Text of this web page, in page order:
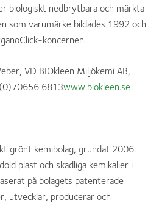
biologiskt nedbrytbara och märkta
som varumärke bildades 1992 och
koncernen.
VD BIOkleen Miljökemi AB,
6813www.biokleen.se
grönt kemibolag, grundat 2006.
plast och skadliga kemikalier i
på bolagets patenterade
utvecklar, producerar och